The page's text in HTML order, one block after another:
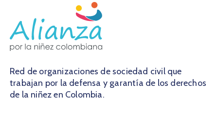
Red de organizaciones de sociedad civil que
trabajan por la defensa y garantía de los derechos
de la niñez en Colombia.